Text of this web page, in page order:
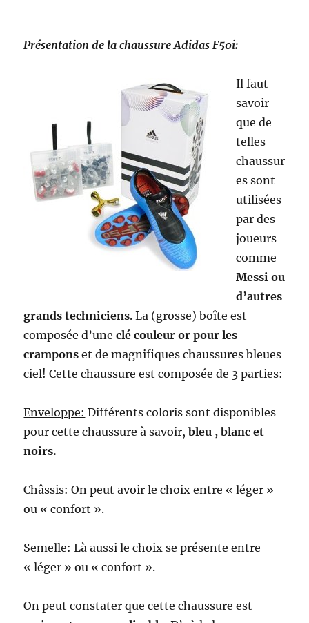
Présentation de la chaussure Adidas F50i:
Il faut
savoir
que de
telles
chaussur
es sont
utilisées
par des
joueurs
comme
Messi ou
d’autres
grands techniciens. La (grosse) boîte est
composée d’uneclé couleur or pour les
crampons et de magnifiques chaussures bleues
ciel! Cette chaussure est composée de 3 parties:
Enveloppe: Différents coloris sont disponibles
pour cette chaussure à savoir,bleu , blanc et
noirs.
Châssis: On peut avoir le choix entre « léger »
ou « confort ».
Semelle: Là aussi le choix se présente entre
« léger » ou « confort ».
On peut constater que cette chaussure est